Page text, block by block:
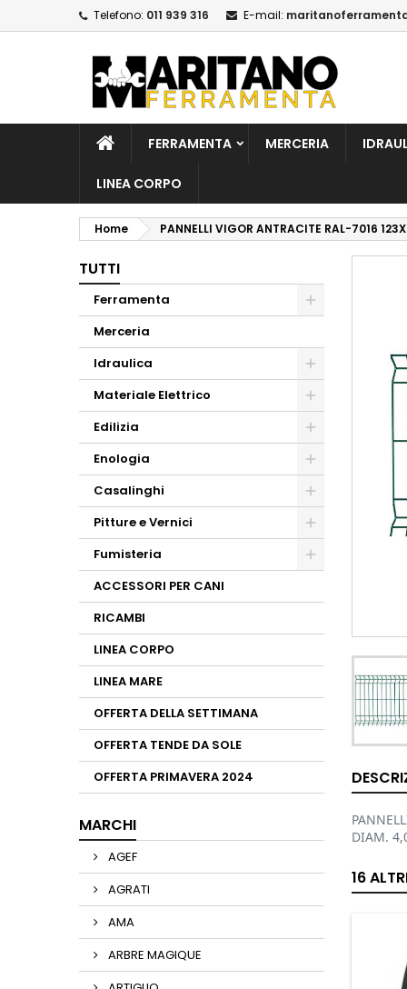
Telefono: 011 939 316 E-mail:
FERRAMENTA MERCERIA
LINEA CORPO
Home PANNELLI VIGOR ANTRACITE RAL-7016
TUTTI
Ferramenta
Merceria
Idraulica
Materiale Elettrico
Edilizia
Enologia
Casalinghi
Pitture e Vernici
Fumisteria
ACCESSORI PER CANI
RICAMBI
LINEA CORPO
LINEA MARE
OFFERTA DELLA SETTIMANA
OFFERTA TENDE DA SOLE
OFFERTA PRIMAVERA 2024
MARCHI
AGEF
AGRATI
AMA
ARBRE MAGIQUE
DIAM.
16